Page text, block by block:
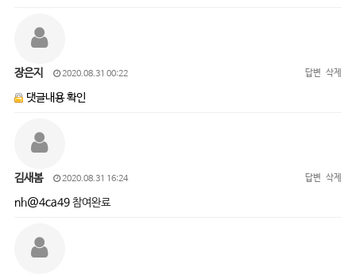
장은지 2020.08.31 00:22 답변 삭제
댓글내용 확인
김새봄 2020.08.31 16:24 답변 삭제
nh@4ca49참여완료